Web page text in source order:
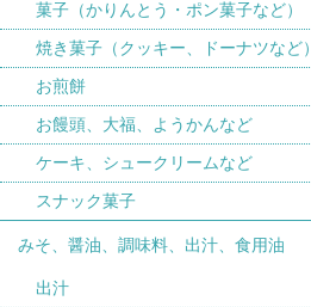
菓子（かりんとう・ポン菓子など）
焼き菓子（クッキー、ドーナツなど）
お煎餅
お饅頭、大福、ようかんなど
ケーキ、シュークリームなど
スナック菓子
みそ、醤油、調味料、出汁、食用油
出汁